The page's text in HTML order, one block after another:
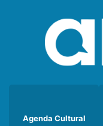
Agenda Cultural